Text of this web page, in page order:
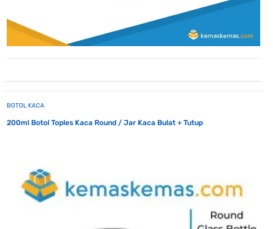
BOTOL KACA
200ml Botol Toples Kaca Round / Jar Kaca Bulat + Tutup